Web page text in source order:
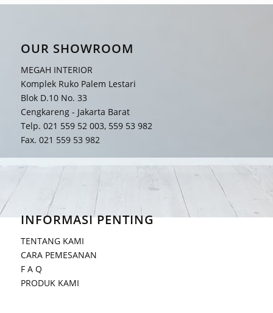
OUR SHOWROOM
MEGAH INTERIOR
Komplek Ruko Palem Lestari
Blok D.10 No. 33
Cengkareng - Jakarta Barat
Telp. 021 559 52 003, 559 53 982
Fax. 021 559 53 982
INFORMASI PENTING
TENTANG KAMI
CARA PEMESANAN
F A Q
PRODUK KAMI